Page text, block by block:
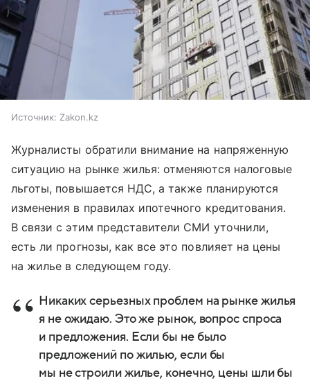
Источник: Zakon.kz
Журналисты обратили внимание на напряженную
ситуацию на рынке жилья: отменяются налоговые
льготы, повышается НДС, а также планируются
изменения в правилах ипотечного кредитования.
В связи с этим представители СМИ уточнили,
есть ли прогнозы, как все это повлияет на цены
на жилье в следующем году.
Никаких серьезных проблем на рынке жилья
я не ожидаю. Это же рынок, вопрос спроса
и предложения. Если бы не было
предложений по жилью, если бы
мы не строили жилье, конечно, цены шли бы